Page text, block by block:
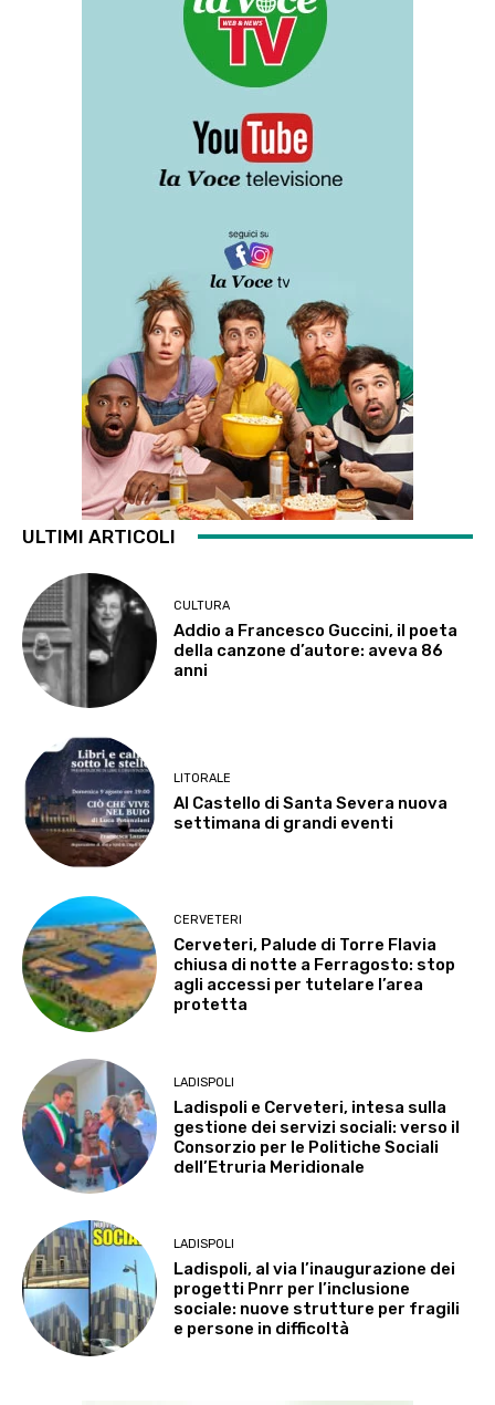
ULTIMI ARTICOLI
CULTURA
Addio a Francesco Guccini, il poeta
della canzone d’autore: aveva 86
anni
LITORALE
Al Castello di Santa Severa nuova
settimana di grandi eventi
CERVETERI
Cerveteri, Palude di Torre Flavia
chiusa di notte a Ferragosto: stop
agli accessi per tutelare l’area
protetta
LADISPOLI
Ladispoli e Cerveteri, intesa sulla
gestione dei servizi sociali: verso il
Consorzio per le Politiche Sociali
dell’Etruria Meridionale
LADISPOLI
Ladispoli, al via l’inaugurazione dei
progetti Pnrr per l’inclusione
sociale: nuove strutture per fragili
e persone in difficoltà